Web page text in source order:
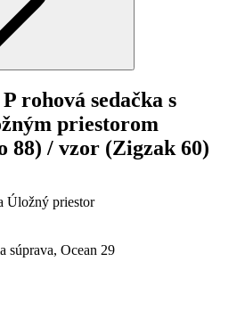
rohová sedačka s
priestorom
88) / vzor (Zigzak 60)
Úložný priestor